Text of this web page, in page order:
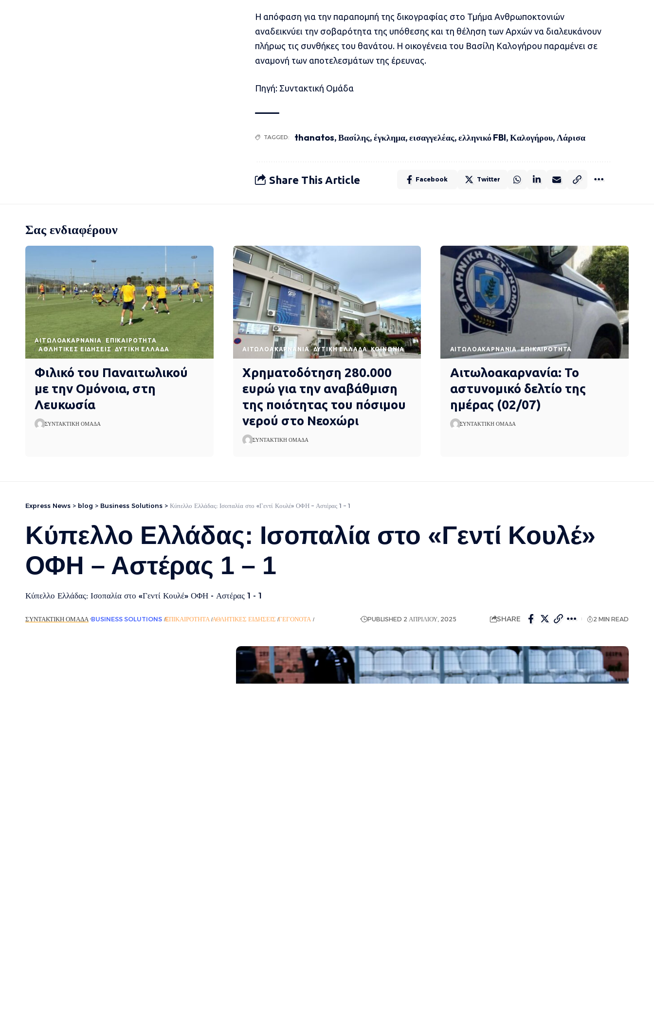
Η απόφαση για την παραπομπή της δικογραφίας στο Τμήμα Ανθρωποκτονιών
αναδεικνύει την σοβαρότητα της υπόθεσης και τη θέληση των Αρχών να διαλευκάνουν
πλήρως τις συνθήκες του θανάτου. Η οικογένεια του Βασίλη Καλογήρου παραμένει σε
αναμονή των αποτελεσμάτων της έρευνας.
Πηγή: Συντακτική Ομάδα
TAGGED: thanatos,Βασίλης,έγκλημα,εισαγγελέας,ελληνικό FBI,Καλογήρου,Λάρισα
Share This Article Facebook Twitter
Σας ενδιαφέρουν
AΙΤΩΛΟΑΚΑΡΝΑΝΊΑ
EΠΙΚΑΙΡΌΤΗΤΑ
ΑΘΛΗΤΙΚΈΣ ΕΙΔΉΣΕΙΣ
ΔΥΤΙΚΉ ΕΛΛΆΔΑ
Φιλικό του Παναιτωλικού
με την Ομόνοια, στη
Λευκωσία
ΣΥΝΤΑΚΤΙΚΉ ΟΜΆΔΑ
AΙΤΩΛΟΑΚΑΡΝΑΝΊΑ ΔΥΤΙΚΉ ΕΛΛΆΔΑ ΚΟΙΝΩΝΊΑ
Χρηματοδότηση 280.000
ευρώ για την αναβάθμιση
της ποιότητας του πόσιμου
νερού στο Νεοχώρι
ΣΥΝΤΑΚΤΙΚΉ ΟΜΆΔΑ
AΙΤΩΛΟΑΚΑΡΝΑΝΊΑ EΠΙΚΑΙΡΌΤΗΤΑ
Αιτωλοακαρνανία: Το
αστυνομικό δελτίο της
ημέρας (02/07)
ΣΥΝΤΑΚΤΙΚΉ ΟΜΆΔΑ
Express News > blog > Business Solutions > Κύπελλο Ελλάδας: Ισοπαλία στο «Γεντί Κουλέ» ΟΦΗ – Αστέρας 1 – 1
Κύπελλο Ελλάδας: Ισοπαλία στο «Γεντί Κουλέ»
ΟΦΗ – Αστέρας 1 – 1
Κύπελλο Ελλάδας: Ισοπαλία στο «Γεντί Κουλέ» ΟΦΗ - Αστέρας 1 - 1
ΣΥΝΤΑΚΤΙΚΉ ΟΜΆΔΑ BUSINESS SOLUTIONS EΠΙΚΑΙΡΌΤΗΤΑ ΑΘΛΗΤΙΚΈΣ ΕΙΔΉΣΕΙΣ ΓΕΓΟΝΌΤΑ ΡΟΉ ΕΙΔΉΣΕΩΝ PUBLISHED 2 ΑΠΡΙΛΊΟΥ, 2025 SHARE 2 MIN READ